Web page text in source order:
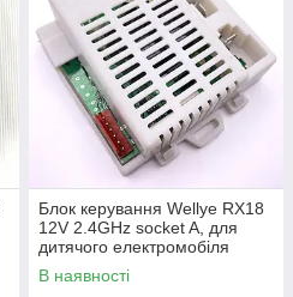
Блок керування Wellye RX18
12V 2.4GHz socket A, для
дитячого електромобіля
Bambi
В наявності